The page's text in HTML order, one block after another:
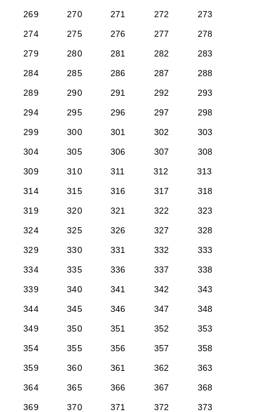
269
270 271 272
273
274
275 276 277
278
279
280 281 282
283
284
285 286 287
288
289
290 291 292
293
294
295 296 297
298
299
300 301 302
303
304
305 306 307
308
309
310 311 312
313
314
315 316 317
318
319
320 321 322
323
324
325 326 327
328
329
330 331 332
333
334
335 336 337
338
339
340 341 342
343
344
345 346 347
348
349
350 351 352
353
354
355 356 357
358
359
360 361 362
363
364
365 366 367
368
369
370 371 372 373